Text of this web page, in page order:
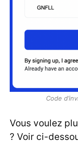
Code
Vous voulez
? Voir ci-